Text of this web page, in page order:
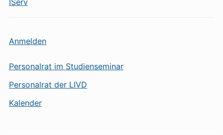
IServ
Anmelden
Personalrat im Studienseminar
Personalrat der LIVD
Kalender